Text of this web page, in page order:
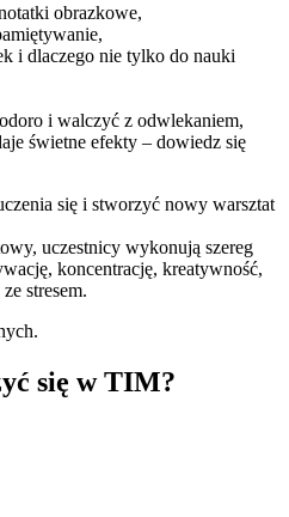
obrazkowe,
i dlaczego nie tylko do nauki
i walczyć z odwlekaniem,
świetne efekty – dowiedz się
się i stworzyć nowy warsztat
uczestnicy wykonują szereg
koncentrację, kreatywność,
stresem.
się w TIM?